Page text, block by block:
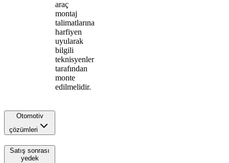
araç
montaj
talimatlarına
harfiyen
uyularak
bilgili
teknisyenler
tarafından
monte
edilmelidir.
Otomotiv
çözümleri
Satış sonrası
yedek